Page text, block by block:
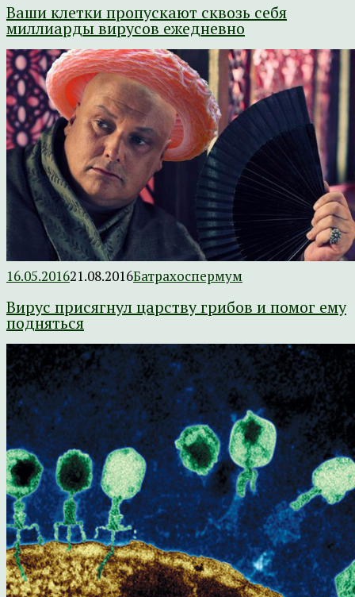
Ваши клетки пропускают сквозь себя
миллиарды вирусов ежедневно
16.05.201621.08.2016Батрахоспермум
Вирус присягнул царству грибов и помог ему
подняться